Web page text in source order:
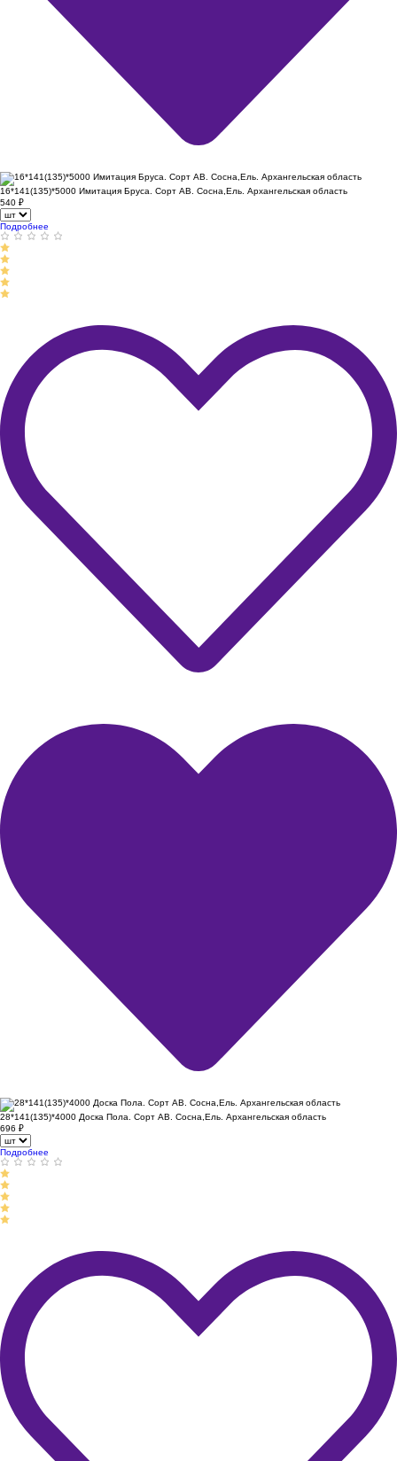
16*141(135)*5000 Имитация Бруса. Сорт АВ. Сосна,Ель. Архангельская область
540 ₽
Подробнее
28*141(135)*4000 Доска Пола. Сорт АВ. Сосна,Ель. Архангельская область
696 ₽
Подробнее